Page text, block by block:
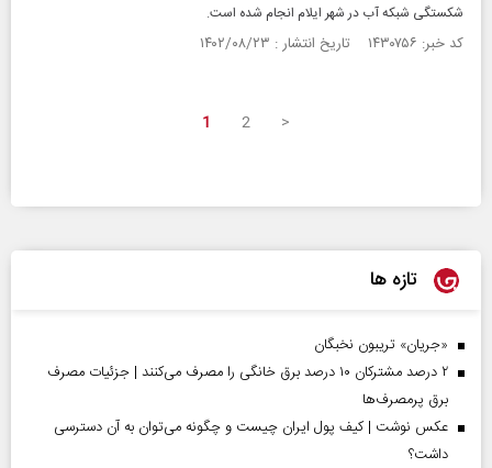
شکستگی شبکه آب در شهر ایلام انجام شده است.
کد خبر: ۱۴۳۰۷۵۶ تاریخ انتشار : ۱۴۰۲/۰۸/۲۳
1 2 >
تازه ها
«جریان» تریبون نخبگان
۲ درصد مشترکان ۱۰ درصد برق خانگی را مصرف می‌کنند | جزئیات مصرف
برق پرمصرف‌ها
عکس نوشت | کیف پول ایران چیست و چگونه می‌توان به آن دسترسی
داشت؟